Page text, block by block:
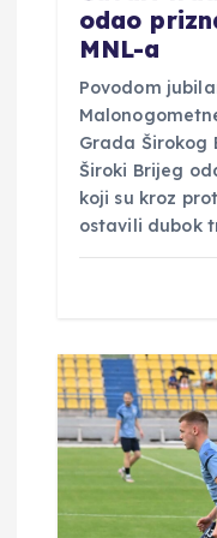
odao
MNL-a
Povodom
Grada Širokog
Široki Brijeg
koji su kroz
ostavili dubok